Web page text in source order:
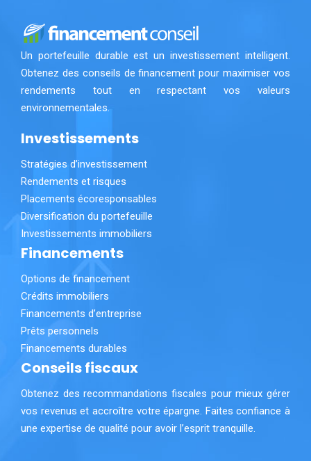
Un portefeuille durable est un investissement intelligent.
Obtenez des conseils de financement pour maximiser vos
rendements tout en respectant vos valeurs
environnementales.
Investissements
Stratégies d’investissement
Rendements et risques
Placements écoresponsables
Diversification du portefeuille
Investissements immobiliers
Financements
Options de financement
Crédits immobiliers
Financements d’entreprise
Prêts personnels
Financements durables
Conseils fiscaux
Obtenez des recommandations fiscales pour mieux gérer
vos revenus et accroître votre épargne. Faites confiance à
une expertise de qualité pour avoir l’esprit tranquille.